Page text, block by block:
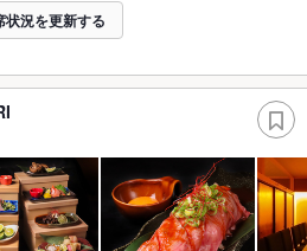
状況を更新する